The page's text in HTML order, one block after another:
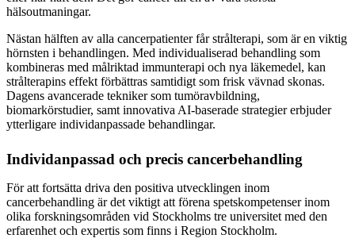
hälsoutmaningar.
Nästan hälften av alla cancerpatienter får strålterapi, som är en viktig
hörnsten i behandlingen. Med individualiserad behandling som
kombineras med målriktad immunterapi och nya läkemedel, kan
strålterapins effekt förbättras samtidigt som frisk vävnad skonas.
Dagens avancerade tekniker som tumöravbildning,
biomarkörstudier, samt innovativa AI-baserade strategier erbjuder
ytterligare individanpassade behandlingar.
Individanpassad och precis cancerbehandling
För att fortsätta driva den positiva utvecklingen inom
cancerbehandling är det viktigt att förena spetskompetenser inom
olika forskningsområden vid Stockholms tre universitet med den
erfarenhet och expertis som finns i Region Stockholm.